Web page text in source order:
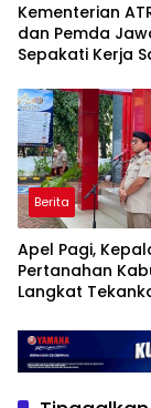
Kementerian
dan Pemda
Sepakati Kerja
Korupsi serta
Ekonomi Daerah
Berita
Apel Pagi,
Pertanahan
Langkat
dan Kedisiplinan